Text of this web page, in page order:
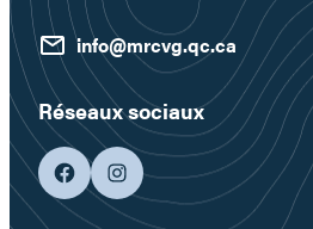
info@mrcvg.qc.ca
Réseaux sociaux
facebookgoogleplus